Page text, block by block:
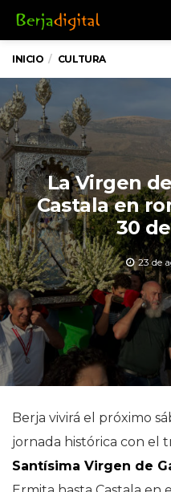
INICIO CULTURA
La Virgen
Castala en
30
23 de
Berja vivirá el próximo
jornada histórica con el
Santísima Virgen de